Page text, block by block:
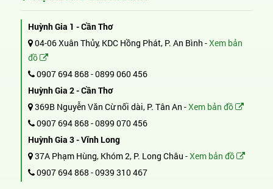
Huỳnh Gia 1 - Cần Thơ
04-06 Xuân Thủy, KDC Hồng Phát, P. An Bình -Xem bản
đồ
0907 694 868 -0899 060 456
Huỳnh Gia 2 - Cần Thơ
369B Nguyễn Văn Cừ nối dài, P. Tân An -Xem bản đồ
0907 694 868 -0899 070 456
Huỳnh Gia 3 - Vĩnh Long
37A Phạm Hùng, Khóm 2, P. Long Châu -Xem bản đồ
0907 694 868 -0939 310 467